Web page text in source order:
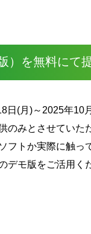
）を無料にて
日(月)～2025年
のみとさせていた
フトか実際に触っ
デモ版をご活用く